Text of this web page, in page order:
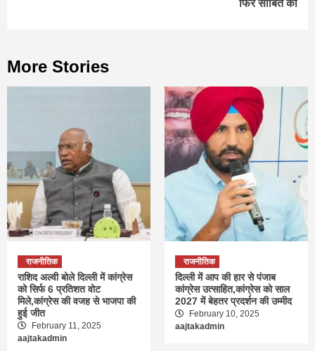
फिर साबित की
More Stories
राजनीतिक
राशिद अल्वी बोले दिल्ली में कांग्रेस
को सिर्फ 6 प्रतिशत वोट
मिले,कांग्रेस की वजह से भाजपा की
हुई जीत
February 11, 2025
aajtakadmin
राजनीतिक
दिल्ली में आप की हार से पंजाब
कांग्रेस उत्साहित,कांग्रेस को साल
2027 में बेहतर प्रदर्शन की उम्मीद
February 10, 2025
aajtakadmin